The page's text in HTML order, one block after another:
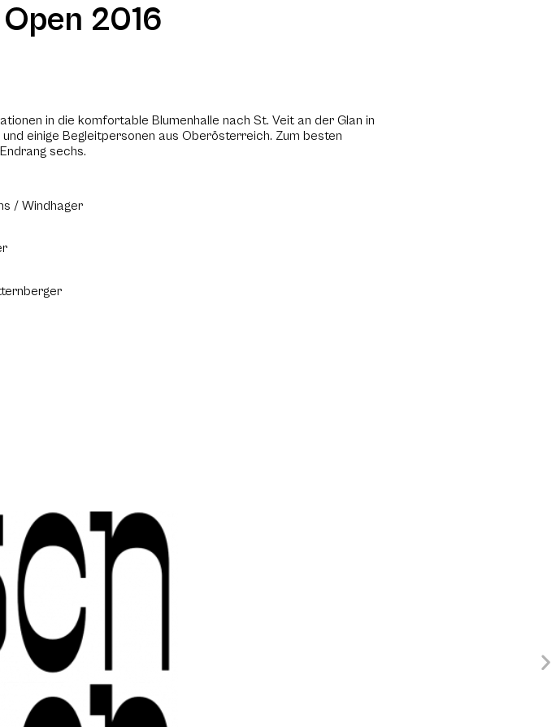
2016
in die komfortable Blumenhalle nach St. Veit an der Glan in
einige Begleitpersonen aus Oberösterreich. Zum besten
sechs.
/ Windhager